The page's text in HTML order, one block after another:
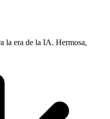
la era de la IA. Hermosa,